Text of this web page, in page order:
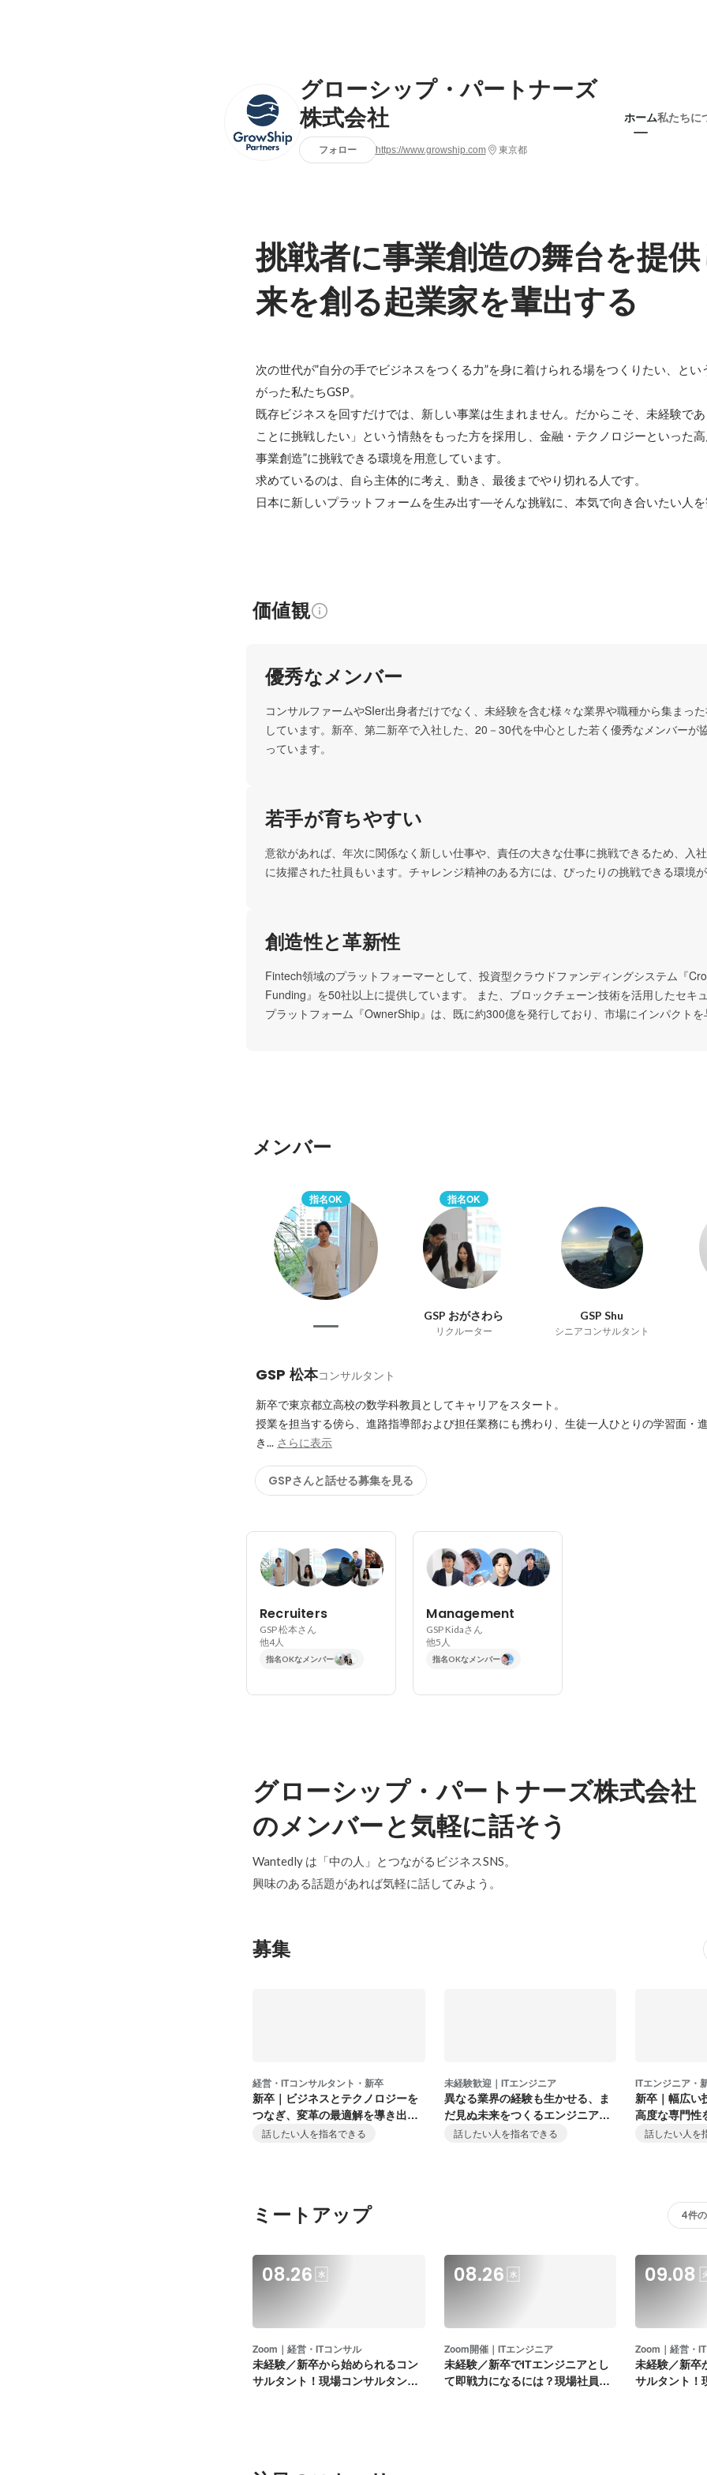
グローシップ・パートナーズ
株式会社
フォロー https://www.growship.com 東京都
ホーム私たちに
挑戦者に事業創造の舞台を提
来を創る起業家を輩出する
次の世代が”自分の手でビジネスをつくる力”を身に着けられる場をつくりたい、とい
がった私たちGSP。
既存ビジネスを回すだけでは、新しい事業は生まれません。だからこそ、未経験で
ことに挑戦したい」という情熱をもった方を採用し、金融・テクノロジーといった
事業創造”に挑戦できる環境を用意しています。
求めているのは、自ら主体的に考え、動き、最後までやり切れる人です。
日本に新しいプラットフォームを生み出す―そんな挑戦に、本気で向き合いたい人を
価値観
優秀なメンバー
コンサルファームやSIer出身者だけでなく、未経験を含む様々な業界や職種から集まっ
しています。新卒、第二新卒で入社した、20－30代を中心とした若く優秀なメンバーが
っています。
若手が育ちやすい
意欲があれば、年次に関係なく新しい仕事や、責任の大きな仕事に挑戦できるため、入
に抜擢された社員もいます。チャレンジ精神のある方には、ぴったりの挑戦できる環境が
創造性と革新性
Fintech領域のプラットフォーマーとして、投資型クラウドファンディングシステム『
Funding』を50社以上に提供しています。 また、ブロックチェーン技術を活用したセキ
プラットフォーム『OwnerShip』は、既に約300億を発行しており、市場にインパクトを
メンバー
指名OK 指名OK
GSP おがさわら
リクルーター
GSP Shu
シニアコンサルタント
GSP 松本コンサルタント
新卒で東京都立高校の数学科教員としてキャリアをスタート。
授業を担当する傍ら、進路指導部および担任業務にも携わり、生徒一人ひとりの学習面・
き... さらに表示
GSPさんと話せる募集を見る
Recruiters
GSP 松本さん
他4人
指名OKなメンバー
Management
GSP Kidaさん
他5人
指名OKなメンバー
グローシップ・パートナーズ株式会社
のメンバーと気軽に話そう
Wantedly は「中の人」とつながるビジネスSNS。
興味のある話題があれば気軽に話してみよう。
募集
経営・ITコンサルタント・新卒
新卒｜ビジネスとテクノロジーを
つなぎ、変革の最適解を導き出す
コンサルへ！
話したい人を指名できる
未経験歓迎｜ITエンジニア
異なる業界の経験も生かせる、ま
だ見ぬ未来をつくるエンジニア
へ！
話したい人を指名できる
ITエンジニア・
新卒｜幅広い
高度な専門性
ジニアを目指
話したい人を
ミートアップ 4件
08.26 水
Zoom｜経営・ITコンサル
未経験／新卒から始められるコン
サルタント！現場コンサルタント
08.26 水
Zoom開催｜ITエンジニア
未経験／新卒でITエンジニアとし
て即戦力になるには？現場社員が
09.08
Zoom｜経営・
未経験／新卒
サルタント！